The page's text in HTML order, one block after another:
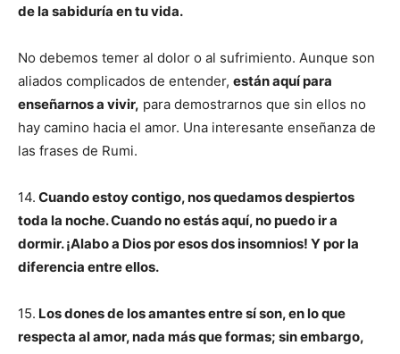
de la sabiduría en tu vida.
No debemos temer al dolor o al sufrimiento. Aunque son
aliados complicados de entender, están aquí para
enseñarnos a vivir, para demostrarnos que sin ellos no
hay camino hacia el amor. Una interesante enseñanza de
las frases de Rumi.
14. Cuando estoy contigo, nos quedamos despiertos
toda la noche. Cuando no estás aquí, no puedo ir a
dormir. ¡Alabo a Dios por esos dos insomnios! Y por la
diferencia entre ellos.
15. Los dones de los amantes entre sí son, en lo que
respecta al amor, nada más que formas; sin embargo,